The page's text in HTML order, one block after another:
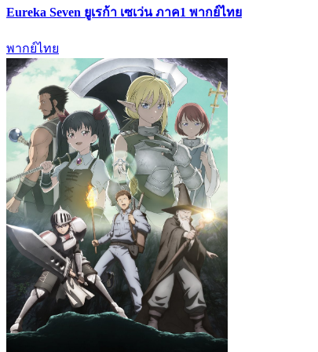
Eureka Seven ยูเรก้า เซเว่น ภาค1 พากย์ไทย
พากย์ไทย